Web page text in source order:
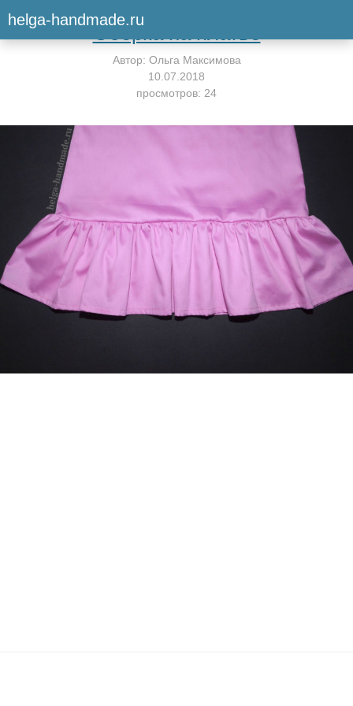
helga-handmade.ruВернуться к мастер-классу
Оборка на платье
Автор: Ольга Максимова
10.07.2018
просмотров: 24